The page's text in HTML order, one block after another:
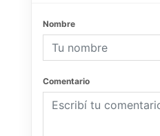
Nombre
Comentario